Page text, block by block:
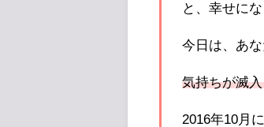
と、幸せに
今日は、あ
気持ちが滅
2016年10月